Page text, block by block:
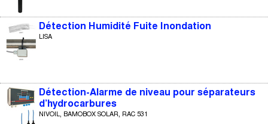
Détection Humidité Fuite Inondation
LISA
Détection-Alarme de niveau pour séparateurs
d’hydrocarbures
NIVOIL, BAMOBOX SOLAR, RAC 531